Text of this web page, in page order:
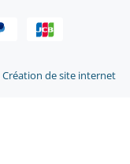
Création de site internet